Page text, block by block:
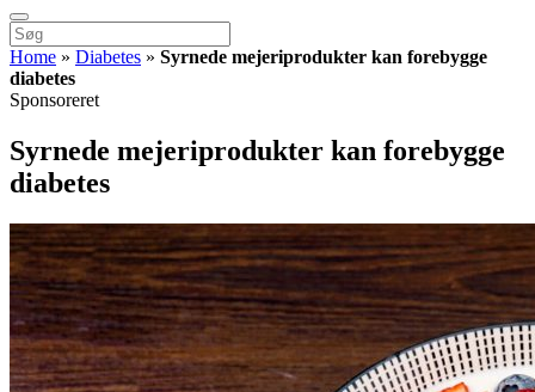
Home » Diabetes » Syrnede mejeriprodukter kan forebygge
diabetes
Sponsoreret
Syrnede mejeriprodukter kan forebygge
diabetes